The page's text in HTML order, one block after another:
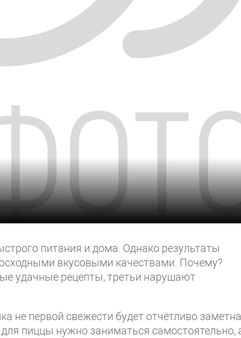
питания и дома. Однако результаты
вкусовыми качествами. Почему?
удачные рецепты, третьи нарушают
не первой свежести будет отчётливо
пиццы нужно заниматься самостоятельно,